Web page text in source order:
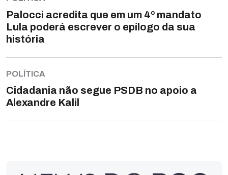
Palocci acredita que em um 4º mandato
Lula poderá escrever o epílogo da sua
história
POLÍTICA
Cidadania não segue PSDB no apoio a
Alexandre Kalil